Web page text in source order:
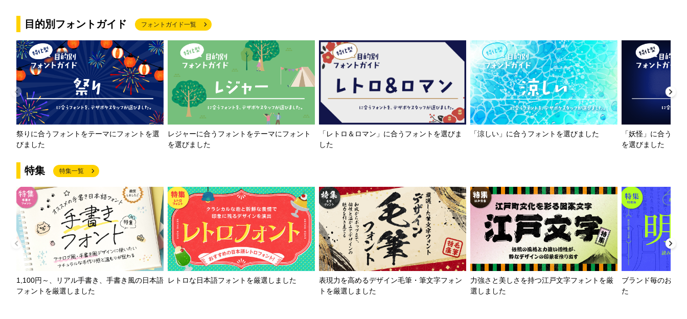
目的別フォントガイド フォントガイド一覧
祭りに合うフォントをテーマにフォントを選
びました
レジャーに合うフォントをテーマにフォント
を選びました
「レトロ＆ロマン」に合うフォントを選びま
した
「涼しい」に合うフォントを選びました
「妖怪」に合うフ
を選びました
特集 特集一覧
1,100円～、リアル手書き、手書き風の日本語
フォントを厳選しました
レトロな日本語フォントを厳選しました
表現力を高めるデザイン毛筆・筆文字フォン
トを厳選しました
力強さと美しさを持つ江戸文字フォントを厳
選しました
ブランド毎のおす
た